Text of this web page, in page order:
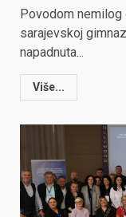
Povodom nemilog
sarajevskoj
napadnuta...
Više...